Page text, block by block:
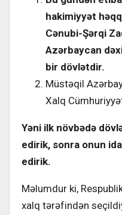
hakimiyyət
Cənubi-Şərqi
Azərbaycan
bir dövlətdir.
Müstəqil
Xalq
Yəni ilk növbədə
edirik, sonra onun
edirik.
Məlumdur ki,
xalq tərəfindən